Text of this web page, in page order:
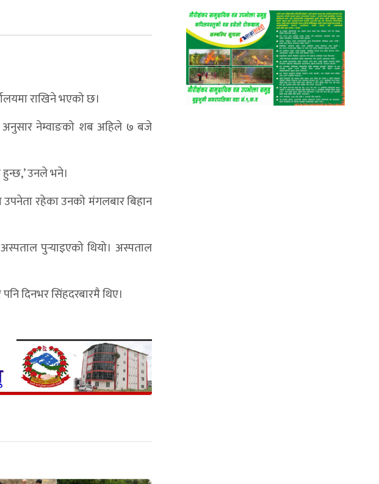
राखिने भएको छ।
अनुसार नेम्वाङको शब अहिले ७ बजे
हुन्छ,’ उनले भने।
रहेका उनको मंगलबार बिहान
पुर्‍याइएको थियो। अस्पताल
दिनभर सिंहदरबारमै थिए।